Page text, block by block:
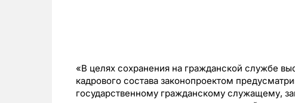
«В целях сохранения на гражданской службе
кадрового состава законопроектом
государственному гражданскому служащему,